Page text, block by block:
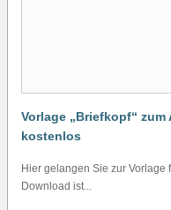
Vorlage „Briefkopf“
kostenlos
Hier gelangen Sie zur Vorlage
Download ist...